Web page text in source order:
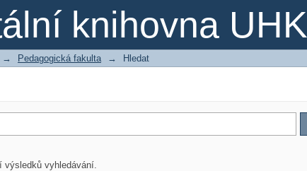
knihovna UHK
→ Pedagogická fakulta → Hledat
výsledků vyhledávání.